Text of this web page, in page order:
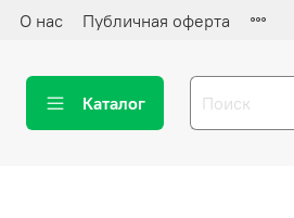
О нас Публичная оферта
Каталог